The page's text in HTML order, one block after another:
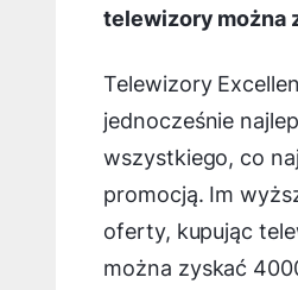
telewizory można
Telewizory
jednocześnie
wszystkiego, co
promocją. Im
oferty, kupując
można zyskać